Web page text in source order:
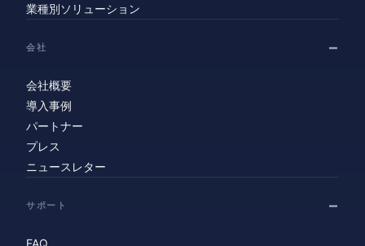
業種別ソリューション
会社
会社概要
導入事例
パートナー
プレス
ニュースレター
サポート
FAQ